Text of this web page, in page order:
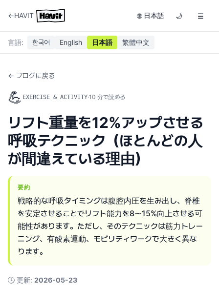
←HAVIT 🌐 日本語 🌙 ☰
言語: 한국어 English 日本語 繁體中文
← ブログに戻る
💪 EXERCISE & ACTIVITY·10 分で読める
リフト重量を12%アップさせる
呼吸テクニック（ほとんどの人
が間違えている理由）
要約
戦略的な呼吸タイミングは腹腔内圧を生み出し、脊椎
を安定させることでリフト能力を8〜15%向上させる可
能性があります。ただし、そのテクニックは筋力トレー
ニング、有酸素運動、モビリティワークで大きく異な
ります。
🕓 更新: 2026-05-23